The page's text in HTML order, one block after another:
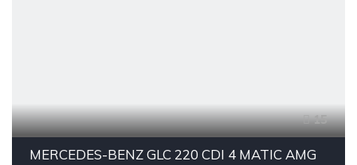
15
MERCEDES-BENZ GLC 220 CDI 4 MATIC AMG